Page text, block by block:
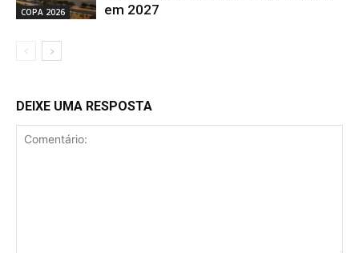
COPA 2026
em 2027
DEIXE UMA RESPOSTA